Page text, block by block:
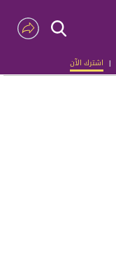
| اشترك الآن